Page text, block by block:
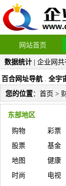
网站首页
数据统计 | 企业网
百合网址导航 . 全宇
您的位置： 首页 >
东部地区
购物 彩票
股票
基金
地图
健康
时尚
电视